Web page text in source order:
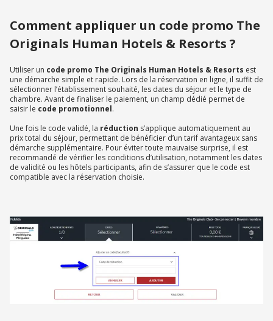
Comment appliquer un code promo The
Originals Human Hotels & Resorts ?
Utiliser un code promo The Originals Human Hotels & Resorts est
une démarche simple et rapide. Lors de la réservation en ligne, il suffit de
sélectionner l’établissement souhaité, les dates du séjour et le type de
chambre. Avant de finaliser le paiement, un champ dédié permet de
saisir le code promotionnel.
Une fois le code validé, la réduction s’applique automatiquement au
prix total du séjour, permettant de bénéficier d’un tarif avantageux sans
démarche supplémentaire. Pour éviter toute mauvaise surprise, il est
recommandé de vérifier les conditions d’utilisation, notamment les dates
de validité ou les hôtels participants, afin de s’assurer que le code est
compatible avec la réservation choisie.